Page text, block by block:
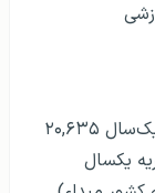
گواهی تمکن مالی (هزینه زندگی برای یک‌سال ۲۰,۶۳۵
و شهریه یکسال